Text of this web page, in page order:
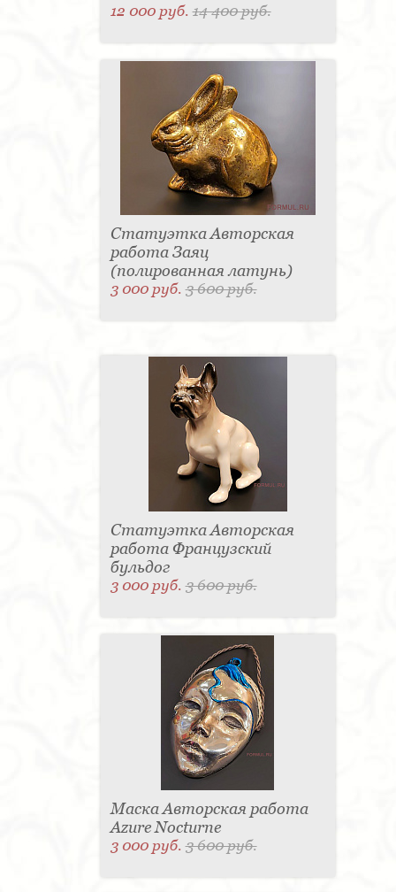
12 000 руб.14 400 руб.
Статуэтка Авторская
работа Заяц
(полированная латунь)
3 000 руб.3 600 руб.
Статуэтка Авторская
работа Французский
бульдог
3 000 руб.3 600 руб.
Маска Авторская работа
Azure Nocturne
3 000 руб.3 600 руб.